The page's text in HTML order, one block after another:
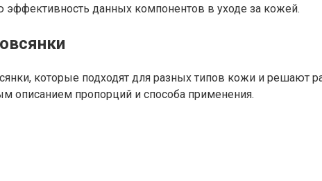
данных компонентов в уходе за кожей.
которые подходят для разных типов кожи и решают
описанием пропорций и способа применения.